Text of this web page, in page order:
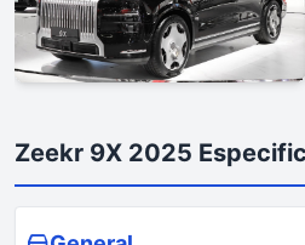
Zeekr 9X 2025